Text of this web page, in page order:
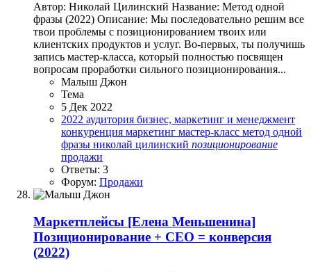
Автор: Николай Цилинский Название: Метод одной
фразы (2022) Описание: Мы последовательно решим все
твои проблемы с позиционированием твоих или
клиентских продуктов и услуг. Во-первых, ты получишь
запись мастер-класса, который полностью посвящен
вопросам проработки сильного позиционирования...
Малыш Джон
Тема
5 Дек 2022
2022 аудитория бизнес, маркетинг и менеджмент
конкуренция маркетинг мастер-класс метод одной
фразы николай цилинский позиционирование
продажи
Ответы: 3
Форум: Продажи
Маркетплейсы [Елена Меньшенина]
Позиционирование + СЕО = конверсия
(2022)